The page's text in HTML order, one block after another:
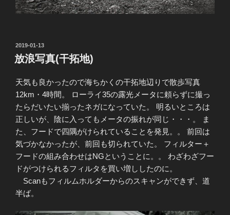
投
稿
日:
2019-01-13
放浪写真(干拓地)
天気も良かったので海ちかくの干拓地辺りで散歩写真
12km・4時間。 ローライ35の露光メータに頼らずに撮っ
たらだいたい揃ったネガになっていた。 明るいところは
正しいが、陰に入ってもメータの振れが同じ・・・。 ま
た、フードで四隅がけられていることを発見。。 前回は
気づかなかったが、前回も切られていた。 フィルター＋
フードの組み合わせはNGということに。。 わざわざフー
ドがつけられるフィルタを買い増ししたのに。
Scanもフィルムホルダーからのスキャンができず、道
半ば。